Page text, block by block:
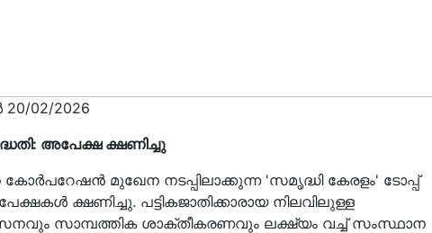
02/2026
അപേക്ഷ ക്ഷണിച്ചു
കോര്‍പറേഷന്‍ മുഖേന നടപ്പിലാക്കുന്ന 'സമൃദ്ധി കേരളം' ടോപ്പ്
ക്ഷണിച്ചു. പട്ടികജാതിക്കാരായ നിലവിലുള്ള
സാമ്പത്തിക ശാക്തീകരണവും ലക്ഷ്യം വച്ച് സംസ്ഥാന